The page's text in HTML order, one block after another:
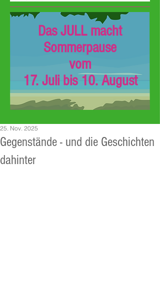
Das JULL macht
Sommerpause
vom
17. Juli bis 10. August
Gegenstände - und die Geschichten
dahinter
25. Nov. 2025